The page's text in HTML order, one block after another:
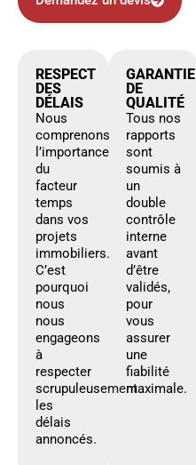
RESPECT
DES
DÉLAIS
Nous
comprenons
l’importance
du
facteur
temps
dans vos
projets
immobiliers.
C’est
pourquoi
nous
nous
engageons
à
respecter
scrupuleusement
les
délais
annoncés.
GARANTIE
DE
QUALITÉ
Tous nos
rapports
sont
soumis à
un
double
contrôle
interne
avant
d’être
validés,
pour
vous
assurer
une
fiabilité
maximale.